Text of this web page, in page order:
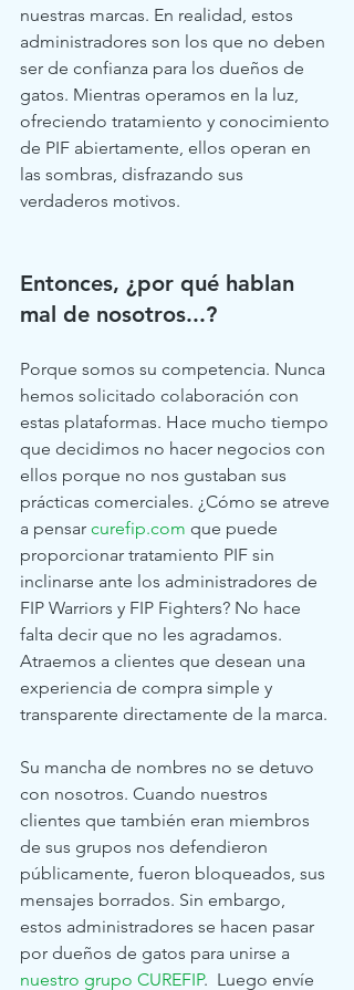
nuestras marcas. En realidad, estos
administradores son los que no deben
ser de confianza para los dueños de
gatos. Mientras operamos en la luz,
ofreciendo tratamiento y conocimiento
de PIF abiertamente, ellos operan en
las sombras, disfrazando sus
verdaderos motivos.
Entonces, ¿por qué hablan
mal de nosotros...?
Porque somos su competencia. Nunca
hemos solicitado colaboración con
estas plataformas. Hace mucho tiempo
que decidimos no hacer negocios con
ellos porque no nos gustaban sus
prácticas comerciales. ¿Cómo se atreve
a pensar curefip.com que puede
proporcionar tratamiento PIF sin
inclinarse ante los administradores de
FIP Warriors y FIP Fighters? No hace
falta decir que no les agradamos.
Atraemos a clientes que desean una
experiencia de compra simple y
transparente directamente de la marca.
Su mancha de nombres no se detuvo
con nosotros. Cuando nuestros
clientes que también eran miembros
de sus grupos nos defendieron
públicamente, fueron bloqueados, sus
mensajes borrados. Sin embargo,
estos administradores se hacen pasar
por dueños de gatos para unirse a
nuestro grupo CUREFIP.  Luego envíe